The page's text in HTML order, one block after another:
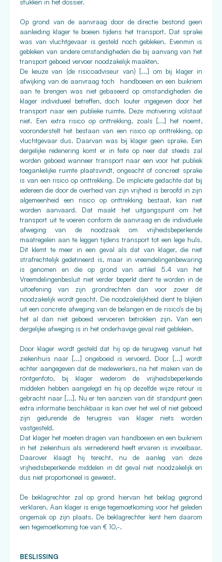
stukken in het dossier.
Op grond van de aanvraag door de directie bestond geen
aanleiding klager te boeien tijdens het transport. Dat sprake
was van vluchtgevaar is gesteld noch gebleken. Evenmin is
gebleken van andere omstandigheden die bij aanvang van het
transport geboeid vervoer noodzakelijk maakten.
De keuze van (de risicoadviseur van) [...] om bij klager in
afwijking van de aanvraag toch handboeien en een buikriem
aan te brengen was niet gebaseerd op omstandigheden die
klager individueel betreffen, doch louter ingegeven door het
transport naar een publieke ruimte. Deze motivering volstaat
niet. Een extra risico op onttrekking, zoals [...] het noemt,
vooronderstelt het bestaan van een risico op onttrekking, op
vluchtgevaar dus. Daarvan was bij klager geen sprake. Een
dergelijke redenering komt er in feite op neer dat steeds zal
worden geboeid wanneer transport naar een voor het publiek
toegankelijke ruimte plaatsvindt, ongeacht of concreet sprake
is van een risico op onttrekking. De impliciete gedachte dat bij
iedereen die door de overheid van zijn vrijheid is beroofd in zijn
algemeenheid een risico op onttrekking bestaat, kan niet
worden aanvaard. Dat maakt het uitgangspunt om het
transport uit te voeren conform de aanvraag en de individuele
afweging van de noodzaak om vrijheidsbeperkende
maatregelen aan te leggen tijdens transport tot een lege huls.
Dit klemt te meer in een geval als dat van klager, die niet
strafrechtelijk gedetineerd is, maar in vreemdelingenbewaring
is genomen en die op grond van artikel 5.4 van het
Vreemdelingenbesluit niet verder beperkt dient te worden in de
uitoefening van zijn grondrechten dan voor zover dit
noodzakelijk wordt geacht. Die noodzakelijkheid dient te blijken
uit een concrete afweging van de belangen en de risico’s die bij
het al dan niet geboeid vervoeren betrokken zijn. Van een
dergelijke afweging is in het onderhavige geval niet gebleken.
Door klager wordt gesteld dat hij op de terugweg vanuit het
ziekenhuis naar [...] ongeboeid is vervoerd. Door [...] wordt
echter aangegeven dat de medewerkers, na het maken van de
röntgenfoto, bij klager wederom de vrijheidsbeperkende
middelen hebben aangelegd en hij op dezelfde wijze retour is
gebracht naar [...]. Nu er ten aanzien van dit standpunt geen
extra informatie beschikbaar is kan over het wel of niet geboeid
zijn gedurende de terugreis van klager niets worden
vastgesteld.
Dat klager het moeten dragen van handboeien en een buikriem
in het ziekenhuis als vernederend heeft ervaren is invoelbaar.
Daarover klaagt hij terecht, nu de aanleg van deze
vrijheidsbeperkende middelen in dit geval niet noodzakelijk en
dus niet proportioneel is geweest.
De beklagrechter zal op grond hiervan het beklag gegrond
verklaren. Aan klager is enige tegemoetkoming voor het geleden
ongemak op zijn plaats. De beklagrechter kent hem daarom
een tegemoetkoming toe van € 10,-.
BESLISSING